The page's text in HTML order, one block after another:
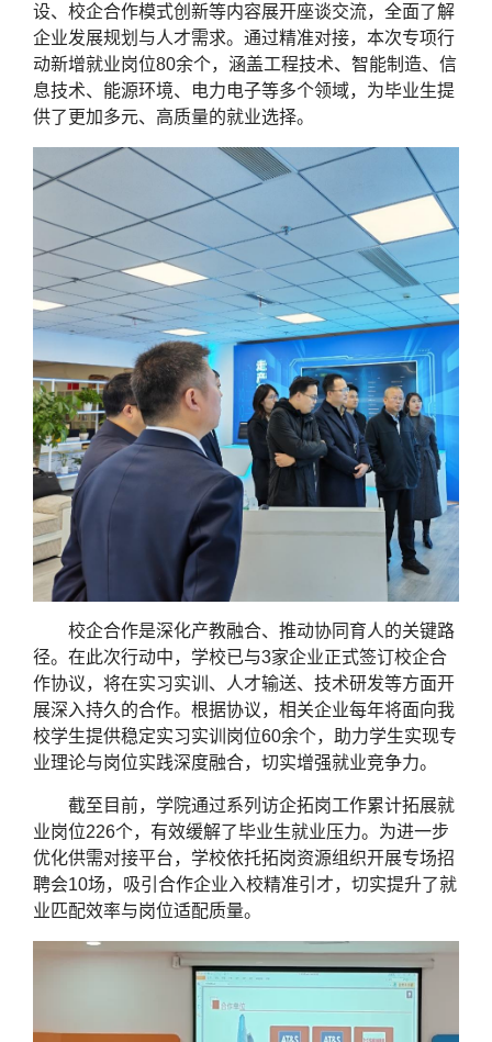
设、校企合作模式创新等内容展开座谈交流，全面了解
企业发展规划与人才需求。通过精准对接，本次专项行
动新增就业岗位80余个，涵盖工程技术、智能制造、信
息技术、能源环境、电力电子等多个领域，为毕业生提
供了更加多元、高质量的就业选择。
校企合作是深化产教融合、推动协同育人的关键路
径。在此次行动中，学校已与3家企业正式签订校企合
作协议，将在实习实训、人才输送、技术研发等方面开
展深入持久的合作。根据协议，相关企业每年将面向我
校学生提供稳定实习实训岗位60余个，助力学生实现专
业理论与岗位实践深度融合，切实增强就业竞争力。
截至目前，学院通过系列访企拓岗工作累计拓展就
业岗位226个，有效缓解了毕业生就业压力。为进一步
优化供需对接平台，学校依托拓岗资源组织开展专场招
聘会10场，吸引合作企业入校精准引才，切实提升了就
业匹配效率与岗位适配质量。